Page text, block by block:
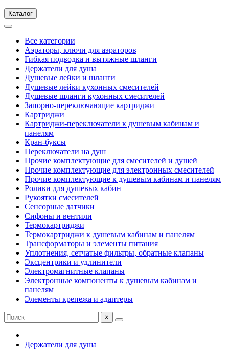
Каталог
Все категории
Аэраторы, ключи для аэраторов
Гибкая подводка и вытяжные шланги
Держатели для душа
Душевые лейки и шланги
Душевые лейки кухонных смесителей
Душевые шланги кухонных смесителей
Запорно-переключающие картриджи
Картриджи
Картриджи-переключатели к душевым кабинам и
панелям
Кран-буксы
Переключатели на душ
Прочие комплектующие для смесителей и душей
Прочие комплектующие для электронных смесителей
Прочие комплектующие к душевым кабинам и панелям
Ролики для душевых кабин
Рукоятки смесителей
Сенсорные датчики
Сифоны и вентили
Термокартриджи
Термокартриджи к душевым кабинам и панелям
Трансформаторы и элементы питания
Уплотнения, сетчатые фильтры, обратные клапаны
Эксцентрики и удлинители
Электромагнитные клапаны
Электронные компоненты к душевым кабинам и
панелям
Элементы крепежа и адаптеры
×
Держатели для душа